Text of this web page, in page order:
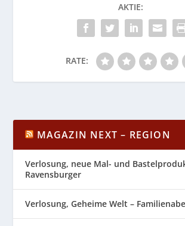
AKTIE:
RATE:
MAGAZIN NEXT – REGION
Verlosung, neue Mal- und
Ravensburger
Verlosung, Geheime Welt –